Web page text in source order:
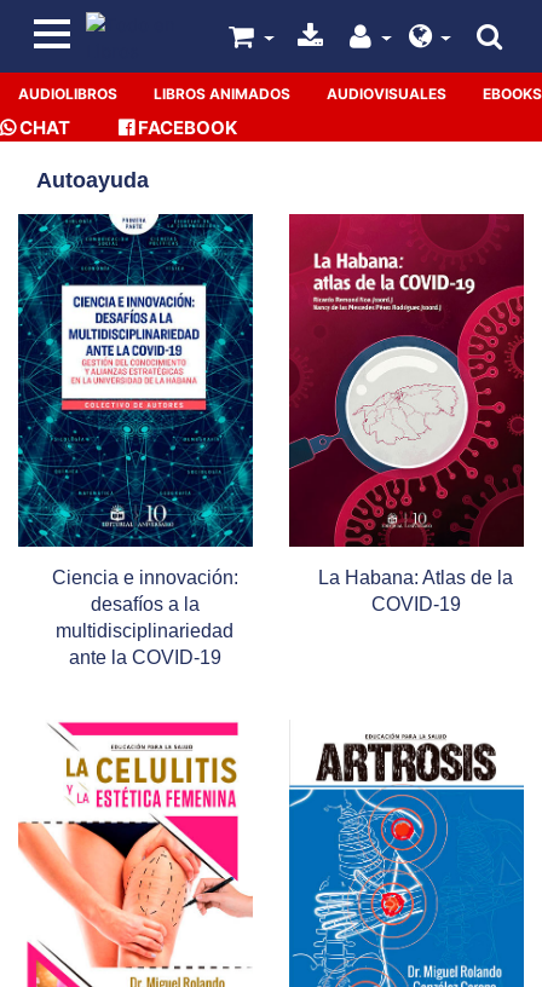
AUDIOLIBROS LIBROS ANIMADOS AUDIOVISUALES EBOOKS
CHAT FACEBOOK
Autoayuda
Ciencia e innovación:
desafíos a la
multidisciplinariedad
ante la COVID-19
La Habana: Atlas de la
COVID-19